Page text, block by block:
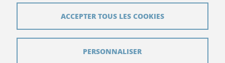
Plan du site
ACCEPTER TOUS LES COOKIES
PERSONNALISER